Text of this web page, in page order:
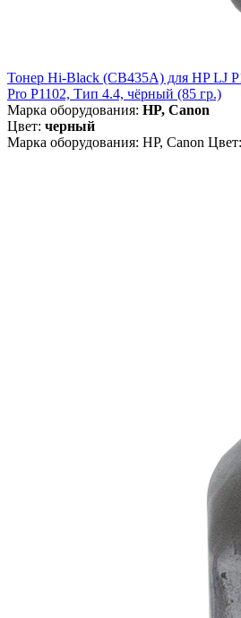
Тонер Hi-Black (CB435A) для HP LJ
Pro P1102, Тип 4.4, чёрный (85 гр.)
Марка оборудования: HP, Canon
Цвет: черный
Марка оборудования: HP, Canon